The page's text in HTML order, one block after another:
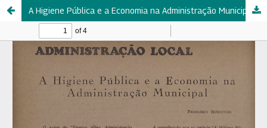
A Higiene Pública e a Economia na Administração Municipal